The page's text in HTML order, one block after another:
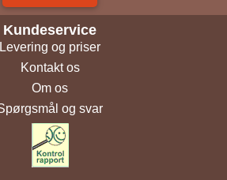
Kundeservice
Levering og priser
Kontakt os
Om os
og svar